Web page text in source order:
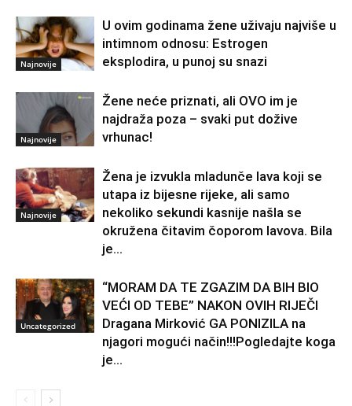
Najnovije
U ovim godinama žene uživaju najviše u
intimnom odnosu: Estrogen
eksplodira, u punoj su snazi
Najnovije
Žene neće priznati, ali OVO im je
najdraža poza – svaki put dožive
vrhunac!
Najnovije
Žena je izvukla mladunče lava koji se
utapa iz bijesne rijeke, ali samo
nekoliko sekundi kasnije našla se
okružena čitavim čoporom lavova. Bila
je...
Uncategorized
“MORAM DA TE ZGAZIM DA BIH BIO
VEĆI OD TEBE” NAKON OVIH RIJEČI
Dragana Mirković GA PONIZILA na
njagori mogući način!!!Pogledajte koga
je...